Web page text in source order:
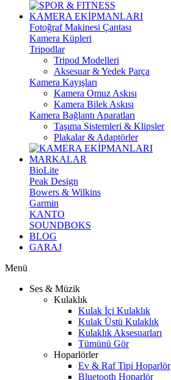
KAMERA EKİPMANLARI
Fotoğraf Makinesi Çantası
Kamera Küpleri
Tripodlar
Tripod Modelleri
Aksesuar & Yedek Parça
Kamera Kayışları
Kamera Omuz Askısı
Kamera Bilek Askısı
Kamera Bağlantı Aparatları
Taşıma Sistemleri & Klipsler
Plakalar & Adaptörler
MARKALAR
BioLite
Peak Design
Bowers & Wilkins
Garmin
KANTO
SOUNDBOKS
BLOG
GARAJ
Menü
Ses & Müzik
Kulaklık
Kulak İçi Kulaklık
Kulak Üstü Kulaklık
Kulaklık Aksesuarları
Tümünü Gör
Hoparlörler
Ev & Raf Tipi Hoparlör
Bluetooth Hoparlör